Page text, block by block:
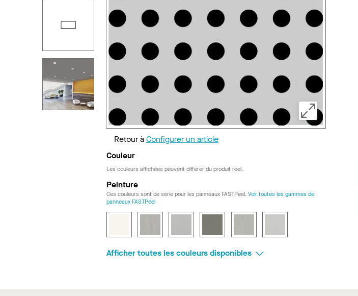
Retour àConfigurer un article
Couleur
Les couleurs affichées peuvent différer du produit réel.
Peinture
Ces couleurs sont de série pour les panneaux FASTPeel. Voir toutes les gammes de
panneaux FASTPeel
Afficher toutes les couleurs disponibles